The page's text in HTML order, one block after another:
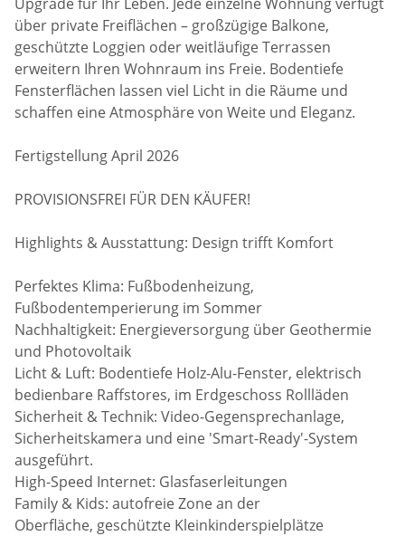
über private Freiflächen – großzügige Balkone,
geschützte Loggien oder weitläufige Terrassen
erweitern Ihren Wohnraum ins Freie. Bodentiefe
Fensterflächen lassen viel Licht in die Räume und
schaffen eine Atmosphäre von Weite und Eleganz.
Fertigstellung April 2026
PROVISIONSFREI FÜR DEN KÄUFER!
Highlights & Ausstattung: Design trifft Komfort
Perfektes Klima: Fußbodenheizung,
Fußbodentemperierung im Sommer
Nachhaltigkeit: Energieversorgung über Geothermie
und Photovoltaik
Licht & Luft: Bodentiefe Holz-Alu-Fenster, elektrisch
bedienbare Raffstores, im Erdgeschoss Rollläden
Sicherheit & Technik: Video-Gegensprechanlage,
Sicherheitskamera und eine 'Smart-Ready'-System
ausgeführt.
High-Speed Internet: Glasfaserleitungen
Family & Kids: autofreie Zone an der
Oberfläche, geschützte Kleinkinderspielplätze